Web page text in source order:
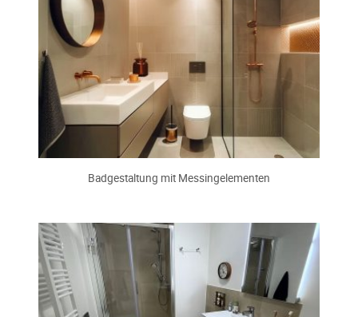
Badgestaltung mit Messingelementen